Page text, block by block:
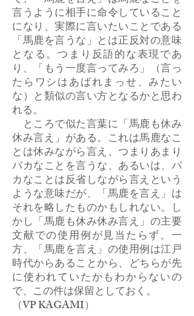
言うように相手に命令していること
になり、実際に言いたいことである
「馬鹿を言うな」とは正反対の意味
となる。つまり反語的な表現であ
り、「もう一度言ってみろ」（言っ
たらワシはあばれまっせ、みたい
な）と類似の言い方となるかと思わ
れる。
ところで似た言葉に「馬鹿も休み
休み言え」がある。これは馬鹿なこ
とは休みながら言え、つまりあまり
バカなことを言うな、あるいは、バ
カなことは反省しながら言えという
ような意味だが、「馬鹿を言え」は
それを略したものかもしれない。し
かし「馬鹿も休み休み言え」の主要
文献での使用例が見当たらず、一
方、「馬鹿を言え」の使用例は江戸
時代からあることから、どちらが先
に使われていたかもわからないの
で、この件は保留としておく。
​（VP KAGAMI）